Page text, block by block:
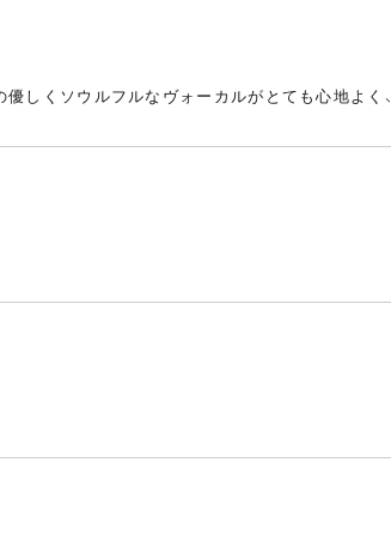
優しくソウルフルなヴォーカルがとても心地よ